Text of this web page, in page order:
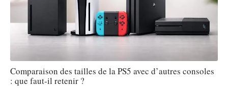
Comparaison des tailles de la PS5 avec d’autres consoles
: que faut-il retenir ?